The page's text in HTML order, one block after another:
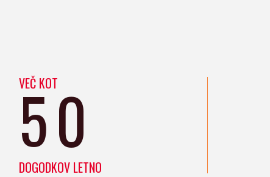
VEČ KOT
50
DOGODKOV LETNO